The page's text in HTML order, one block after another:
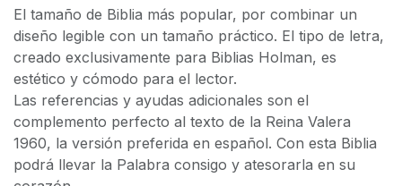
El tamaño de Biblia más popular, por combinar un
diseño legible con un tamaño práctico. El tipo de letra,
creado exclusivamente para Biblias Holman, es
estético y cómodo para el lector.
Las referencias y ayudas adicionales son el
complemento perfecto al texto de la Reina Valera
1960, la versión preferida en español. Con esta Biblia
podrá llevar la Palabra consigo y atesorarla en su